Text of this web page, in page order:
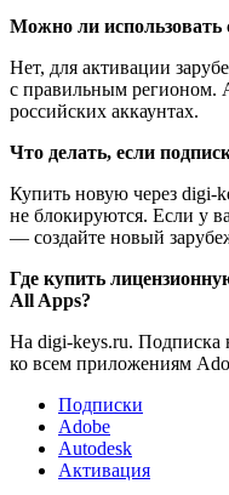
Можно ли использовать
Нет, для активации
с правильным регионом.
российских аккаунтах.
Что делать, если
Купить новую через
не блокируются. Если у
— создайте новый
Где купить
All Apps?
На digi-keys.ru. Подписка
ко всем приложениям
Подписки
Adobe
Autodesk
Активация